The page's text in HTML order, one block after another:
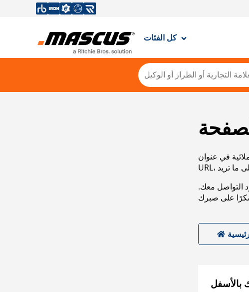
كل الفئات
في عنوان
التواصل معك.
بالأسفل